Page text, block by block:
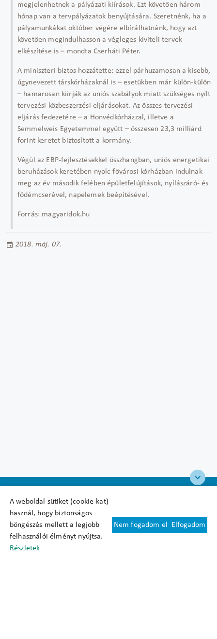
A weboldal sütiket (cookie-kat)
használ, hogy biztonságos
böngészés mellett a legjobb
felhasználói élményt nyújtsa.
Részletek
Nem fogadom el Elfogadom
megjelenhetnek a pályázati kiírások. Ezt követően három
hónap van a tervpályázatok benyújtására. Szeretnénk, ha a
pályamunkákat október végére elbírálhatnánk, hogy azt
követően megindulhasson a végleges kiviteli tervek
elkészítése is – mondta Cserháti Péter.
A miniszteri biztos hozzátette: ezzel párhuzamosan a kisebb,
úgynevezett társkórházaknál is – esetükben már külön-külön
– hamarosan kiírják az uniós szabályok miatt szükséges nyílt
tervezési közbeszerzési eljárásokat. Az összes tervezési
eljárás fedezetére – a Honvédkórházzal, illetve a
Semmelweis Egyetemmel együtt – összesen 23,3 milliárd
forint keretet biztosított a kormány.
Végül az EBP-fejlesztésekkel összhangban, uniós energetikai
beruházások keretében nyolc fővárosi kórházban indulnak
meg az év második felében épületfelújítások, nyílászáró- és
födémcserével, napelemek beépítésével.
Forrás: magyaridok.hu
2018. máj. 07.
Felhasználási feltételek